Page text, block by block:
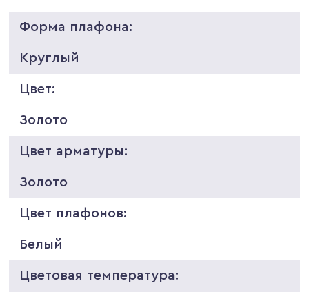
Форма плафона:
Круглый
Цвет:
Золото
Цвет арматуры:
Золото
Цвет плафонов:
Белый
Цветовая температура: